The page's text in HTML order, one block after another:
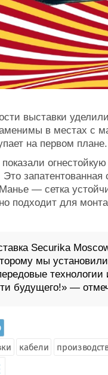
выставки
в местах с
на первом плане.
запатентованная
Манье — сетка
подходит для
Securika
мы
будущего!» —
кабели